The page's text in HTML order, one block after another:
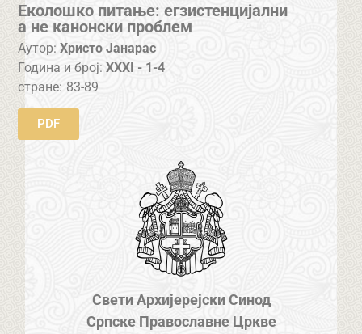
Еколошко питање: егзистенцијални
а не канонски проблем
Аутор: Христо Јанарас
Година и број:XXXI - 1-4
стране: 83-89
PDF
Свети Архијерејски Синод
Српске Православне Цркве